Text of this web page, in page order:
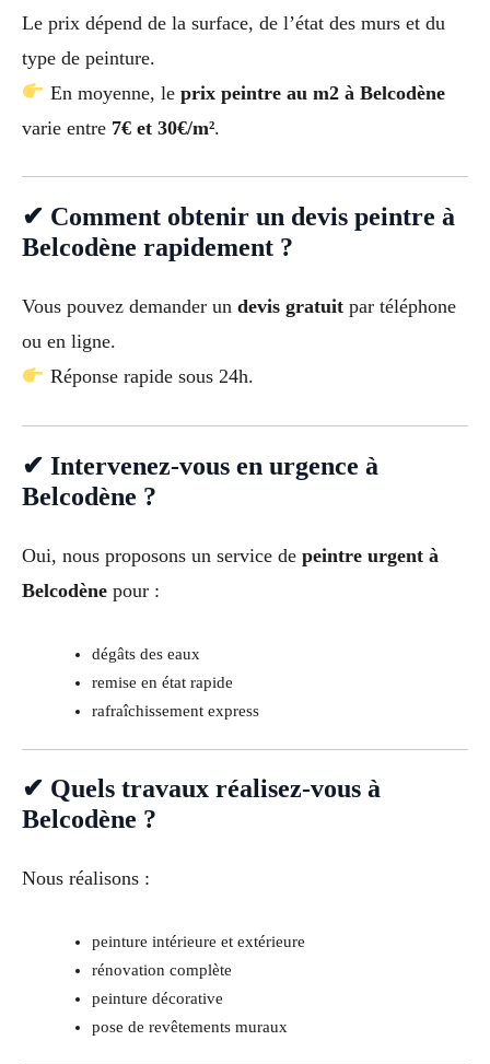
Le prix dépend de la surface, de l’état des murs et du
type de peinture.
En moyenne, le prix peintre au m2 à Belcodène
varie entre 7€ et 30€/m².
✔ Comment obtenir un devis peintre à
Belcodène rapidement ?
Vous pouvez demander un devis gratuit par téléphone
ou en ligne.
Réponse rapide sous 24h.
✔ Intervenez-vous en urgence à
Belcodène ?
Oui, nous proposons un service de peintre urgent à
Belcodène pour :
dégâts des eaux
remise en état rapide
rafraîchissement express
✔ Quels travaux réalisez-vous à
Belcodène ?
Nous réalisons :
peinture intérieure et extérieure
rénovation complète
peinture décorative
pose de revêtements muraux